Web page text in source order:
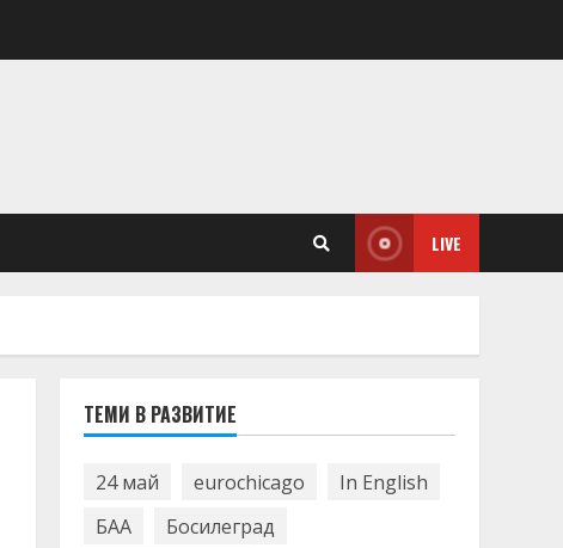
LIVE
ТЕМИ В РАЗВИТИЕ
24 май eurochicago
In English
БАА
Босилеград